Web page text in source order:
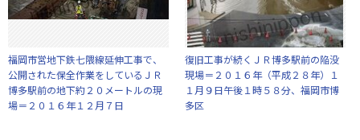
福岡市営地下鉄七隈線延伸工事で、
公開された保全作業をしているＪＲ
博多駅前の地下約２０メートルの現
場＝２０１６年１２月７日
復旧工事が続くＪＲ博多駅前の陥没
現場＝２０１６年（平成２８年）１
１月９日午後１時５８分、福岡市博
多区